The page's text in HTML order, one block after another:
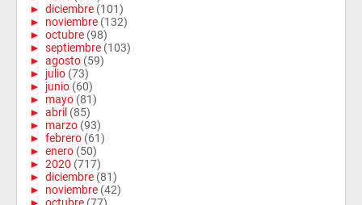
► diciembre (101)
► noviembre (132)
► octubre (98)
► septiembre (103)
► agosto (59)
► julio (73)
► junio (60)
► mayo (81)
► abril (85)
► marzo (93)
► febrero (61)
► enero (50)
► 2020 (717)
► diciembre (81)
► noviembre (42)